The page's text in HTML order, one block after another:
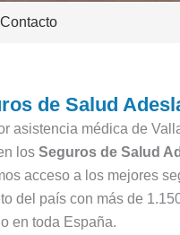
Contacto
de Salud
asistencia médica de
los Seguros de Salud
acceso a los mejores
del país con más de
en toda España.